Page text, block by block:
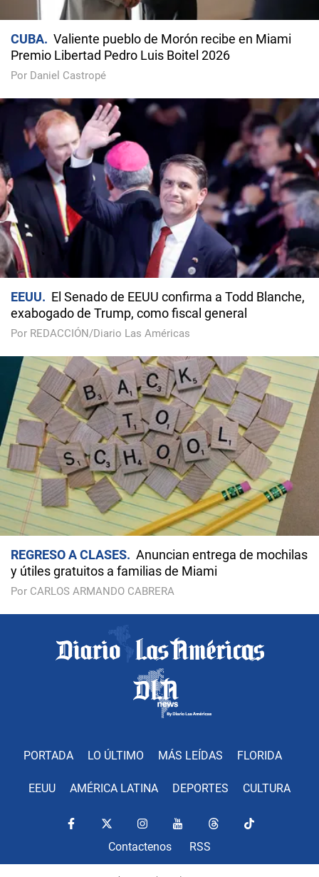
CUBA
Valiente pueblo de Morón recibe en Miami
Premio Libertad Pedro Luis Boitel 2026
Por Daniel Castropé
EEUU
El Senado de EEUU confirma a Todd Blanche,
exabogado de Trump, como fiscal general
Por REDACCIÓN/Diario Las Américas
REGRESO A CLASES
Anuncian entrega de mochilas
y útiles gratuitos a familias de Miami
Por CARLOS ARMANDO CABRERA
PORTADA LO ÚLTIMO MÁS LEÍDAS FLORIDA
EEUU AMÉRICA LATINA DEPORTES CULTURA
Contactenos RSS